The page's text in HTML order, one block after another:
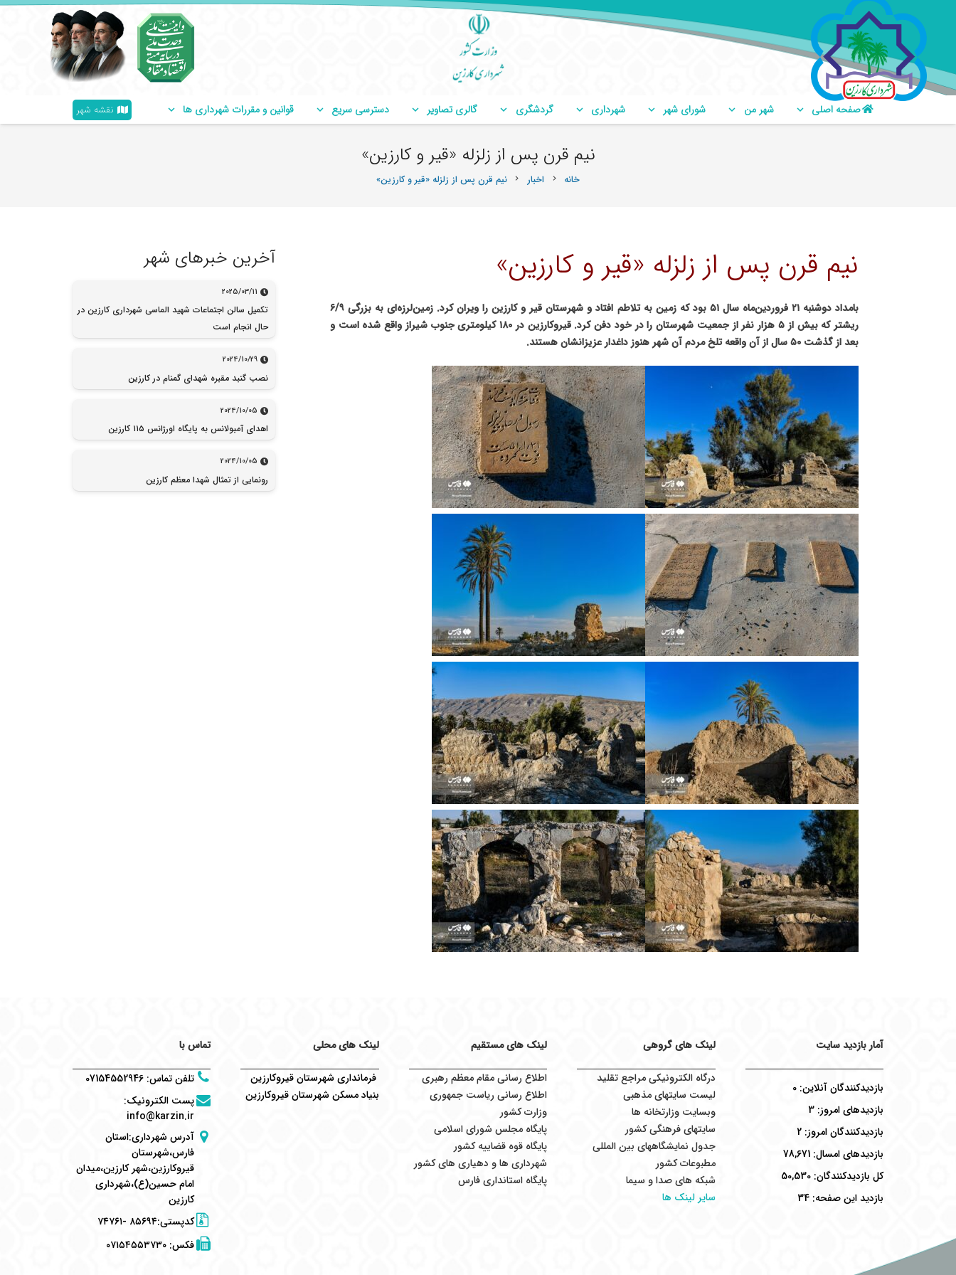
صفحه اصلی شهر من شورای شهر شهرداری گردشگری گالری تصاویر دسترسی سریع قوانین و مقررات شهرداری ها نقشه شهر
نیم قرن پس از زلزله «قیر و کارزین»
خانه chevron_right اخبار chevron_right نیم قرن پس از زلزله «قیر و کارزین»
نیم قرن پس از زلزله «قیر و کارزین»
بامداد دوشنبه ۲۱ فروردین‌ماه سال ۵۱ بود که زمین به تلاطم افتاد و شهرستان قیر و کارزین را ویران کرد. زمین‌لرزه‌ای به بزرگی ۶/۹
ریشتر که بیش از ۵ هزار نفر از جمعیت شهرستان را در خود دفن کرد. قیروکارزین در ۱۸۰ کیلومتری جنوب شیراز واقع شده است و
بعد از گذشت ۵۰ سال از آن واقعه‌ تلخ مردم آن شهر هنوز داغدار عزیزانشان هستند.
آخرین خبرهای شهر
2025/03/11
تکمیل سالن اجتماعات شهید الماسی شهرداری کارزین در
حال انجام است
2024/10/29
نصب گنبد مقبره شهدای گمنام در کارزین
2024/10/05
اهدای آمبولانس به پایگاه اورژانس ۱۱۵ کارزین
2024/10/05
رونمایی از تمثال شهدا معظم کارزین
آمار بازدید سایت
بازدیدکنندگان آنلاین: 0
بازدیدهای امروز: 3
بازدیدکنندگان امروز: 2
بازدیدهای امسال: 78,671
کل بازدیدکنند‌گان: 50,530
بازدید این صفحه: 34
لینک های گروهی
درگاه الکترونیکی مراجع تقلید
لیست سایتهای مذهبی
وبسایت وزارتخانه ها
سایتهای فرهنگی کشور
جدول نمایشگاههای بین المللی
مطبوعات کشور
شبکه های صدا و سیما
سایر لینک ها
لینک های مستقیم
اطلاع رسانی مقام معظم رهبری
اطلاع رسانی ریاست جمهوری
وزارت کشور
پایگاه مجلس شورای اسلامی
پایگاه قوه قضاییه کشور
شهرداری ها و دهیاری های کشور
پایگاه استانداری فارس
لینک های محلی
فرمانداری شهرستان قیروکارزین
بنیاد مسکن شهرستان قیروکارزین
تماس با
تلفن تماس:
07154552946
پست الکترونیک:
info@karzin.ir
آدرس شهرداری:استان
فارس،شهرستان
قیروکارزین،شهر کارزین،میدان
امام حسین(ع)،شهرداری
کارزین
کدپستی:۸۵۶۹۴ -۷۴۷۶۱
فکس: ۰۷۱۵۴۵۵۳۷۳۰